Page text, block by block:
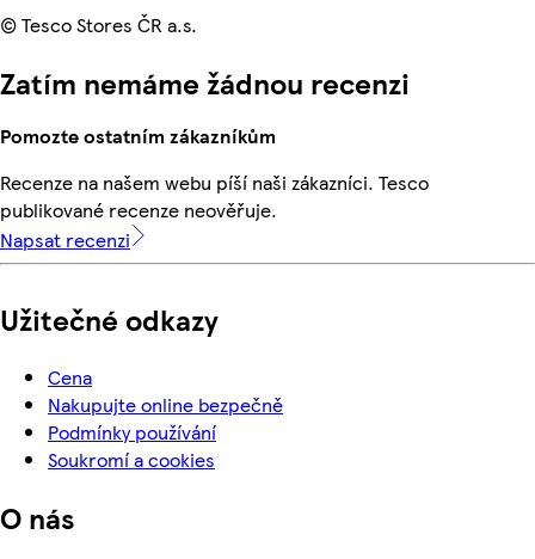
© Tesco Stores ČR a.s.
Zatím nemáme žádnou recenzi
Pomozte ostatním zákazníkům
Recenze na našem webu píší naši zákazníci. Tesco
publikované recenze neověřuje.
Napsat recenzi
Užitečné odkazy
Cena
Nakupujte online bezpečně
Podmínky používání
Soukromí a cookies
O nás